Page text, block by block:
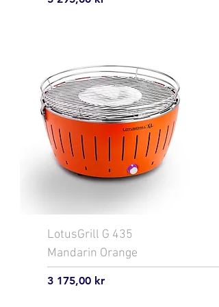
LotusGrill G 435
Mandarin Orange
Pris
3 175,00 kr